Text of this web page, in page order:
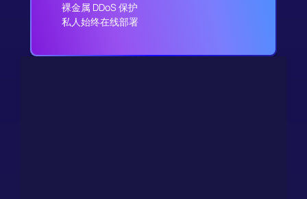
裸金属 DDoS 保护
私人始终在线部署